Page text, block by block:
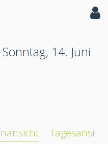
14. Juni
Tagesansicht